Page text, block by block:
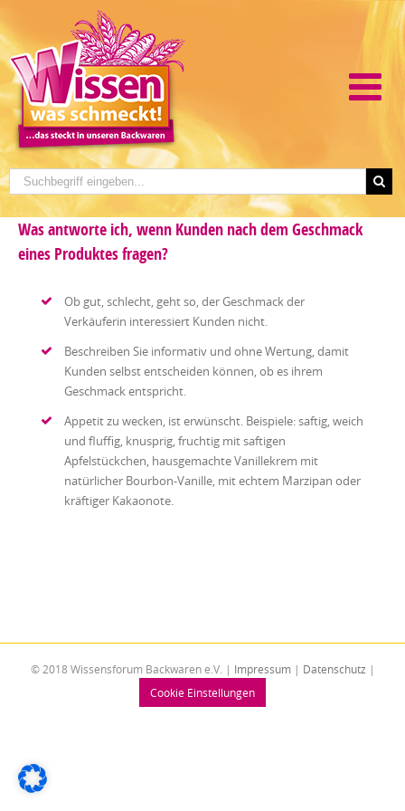
Was antworte ich, wenn Kunden nach dem Geschmack
eines Produktes fragen?
Ob gut, schlecht, geht so, der Geschmack der
Verkäuferin interessiert Kunden nicht.
Beschreiben Sie informativ und ohne Wertung, damit
Kunden selbst entscheiden können, ob es ihrem
Geschmack entspricht.
Appetit zu wecken, ist erwünscht. Beispiele: saftig, weich
und fluffig, knusprig, fruchtig mit saftigen
Apfelstückchen, hausgemachte Vanillekrem mit
natürlicher Bourbon-Vanille, mit echtem Marzipan oder
kräftiger Kakaonote.
© 2018 Wissensforum Backwaren e.V. | Impressum| Datenschutz |
Cookie Einstellungen